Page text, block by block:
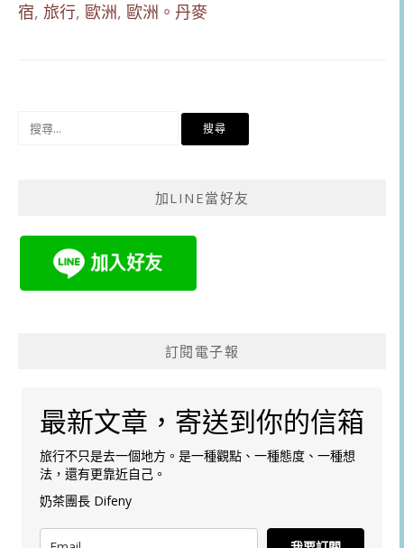
宿, 旅行, 歐洲, 歐洲。丹麥
加LINE當好友
訂閱電子報
最新文章，寄送到你的信箱
旅行不只是去一個地方。是一種觀點、一種態度、一種想
法，還有更靠近自己。
奶茶團長 Difeny